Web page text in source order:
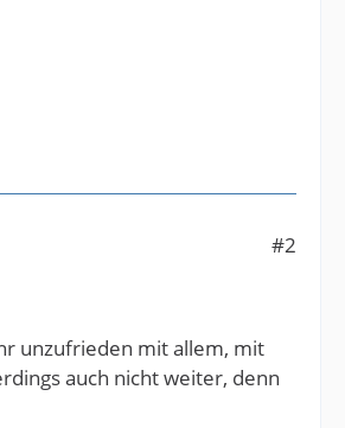
#2
unzufrieden mit allem, mit
auch nicht weiter, denn